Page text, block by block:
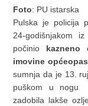
Foto: PU istarska
Pulska je policija
24-godišnjakom
počinio
imovine
sumnja da je 13.
puškom u nogu
zadobila lakše